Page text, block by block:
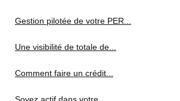
Gestion pilotée de votre PER...
Une visibilité de totale de...
Comment faire un crédit...